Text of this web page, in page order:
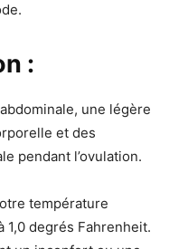
:
une légère
et des
pendant l’ovulation.
température
degrés Fahrenheit.